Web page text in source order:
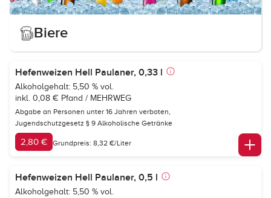
Biere
Hefenweizen Hell Paulaner, 0,33 l
Alkoholgehalt: 5,50 % vol.
inkl. 0,08 € Pfand / MEHRWEG
Abgabe an Personen unter 16 Jahren verboten,
Jugendschutzgesetz § 9 Alkoholische Getränke
2,80 € Grundpreis: 8,32 €/Liter
Hefenweizen Hell Paulaner, 0,5 l
Alkoholgehalt: 5,50 % vol.